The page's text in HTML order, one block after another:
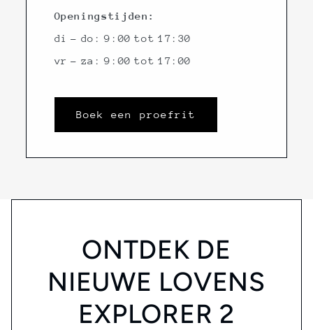
Openingstijden:
di - do: 9:00 tot 17:30
vr - za: 9:00 tot 17:00
Boek een proefrit
ONTDEK DE
NIEUWE LOVENS
EXPLORER 2